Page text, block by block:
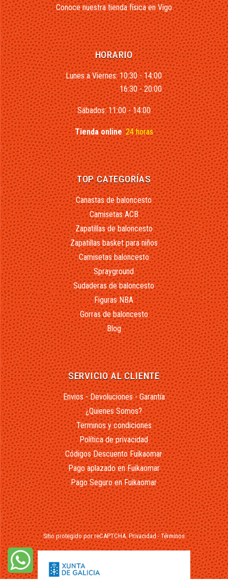
Conoce nuestra tienda física en Vigo
HORARIO
Lunes a Viernes: 10:30 - 14:00
16:30 - 20:00
Sábados: 11:00 - 14:00
Tienda online:24 horas
TOP CATEGORÍAS
Canastas de baloncesto
Camisetas ACB
Zapatillas de baloncesto
Zapatillas basket para niños
Camisetas baloncesto
Sprayground
Sudaderas de baloncesto
Figuras NBA
Gorras de baloncesto
Blog
SERVICIO AL CLIENTE
Envios - Devoluciones - Garantía
¿Quienes Somos?
Terminos y condiciones
Política de privacidad
Códigos Descuento Fuikaomar
Pago aplazado en Fuikaomar
Pago Seguro en Fuikaomar
Sitio protegido por reCAPTCHA.Privacidad-Términos